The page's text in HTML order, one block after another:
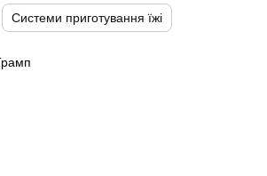
Системи приготування їжі